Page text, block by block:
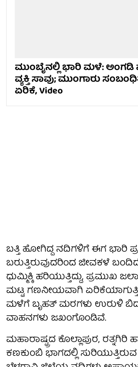
ಮುಂಬೈನಲ್ಲಿ ಭಾರಿ ಮಳೆ:
ವ್ಯಕ್ತಿ ಸಾವು; ಮುಂಗಾರು
ಏರಿಕೆ, Video
ಬತ್ತಿ ಹೋಗಿದ್ದ ನದಿಗಳಿಗೆ ಈಗ ಭಾರಿ
ಬರುತ್ತಿರುವುದರಿಂದ ಜೀವಕಳೆ
ಧುಮ್ಮಿಕ್ಕಿ ಹರಿಯುತ್ತಿದ್ದು, ಪ್ರಮುಖ
ಮಟ್ಟ ಗಣನೀಯವಾಗಿ
ಮಳೆಗೆ ಬೃಹತ್ ಮರಗಳು ಉರುಳಿ
ವಾಹನಗಳು ಜಖಂಗೊಂಡಿವೆ.
ಮಹಾರಾಷ್ಟ್ರದ ಕೊಲ್ಲಾಪುರ,
ಕಣಕುಂಬಿ ಭಾಗದಲ್ಲಿ